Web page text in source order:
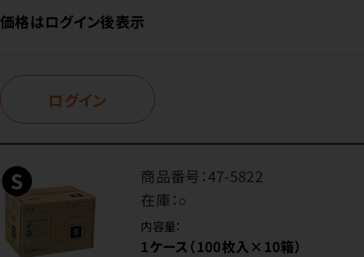
価格はログイン後表示
ログイン
商品番号：47-5822
在庫：○
内容量：
1ケース（100枚入×10箱）